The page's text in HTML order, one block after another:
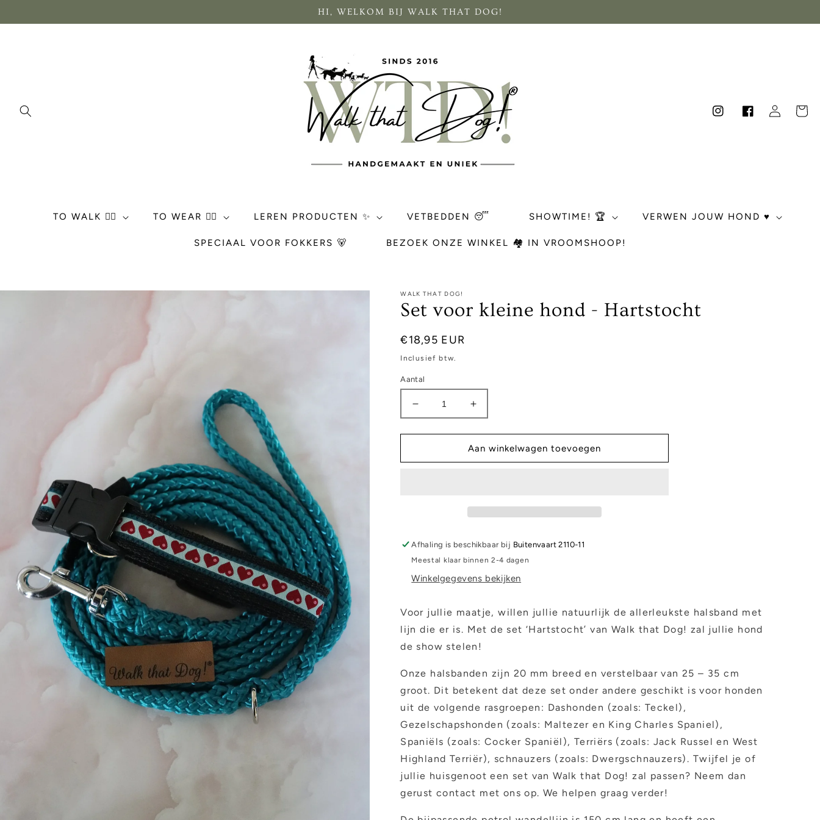
content
HI, WELKOM BIJ WALK THAT DOG!
TO WALK 🏃‍♀️ TO WEAR 💁‍♀️ LEREN PRODUCTEN ✨ VETBEDDEN 😴 SHOWTIME! 🏆 VERWEN JOUW HOND ♥️
SPECIAAL VOOR FOKKERS 🐻 BEZOEK ONZE WINKEL 🏘 IN VROOMSHOOP!
InstagramFacebook
Inloggen
WALK THAT DOG!
Set voor kleine hond - Hartstocht
Normale
prijs
€18,95 EUR
Inclusief btw.
Aantal
Aantal
verlagen
voor
voor
Aantal
verhogen
voor
Set
voor
Aan winkelwagen toevoegen
Afhaling is beschikbaar bij Buitenvaart 2110-11
Meestal klaar binnen 2-4 dagen
Winkelgegevens bekijken
Voor jullie maatje, willen jullie natuurlijk de allerleukste halsband met
lijn die er is. Met de set ‘Hartstocht’ van Walk that Dog! zal jullie hond
de show stelen!
Onze halsbanden zijn 20 mm breed en verstelbaar van 25 – 35 cm
groot. Dit betekent dat deze set onder andere geschikt is voor honden
uit de volgende rasgroepen: Dashonden (zoals: Teckel),
Gezelschapshonden (zoals: Maltezer en King Charles Spaniel),
Spaniëls (zoals: Cocker Spaniël), Terriërs (zoals: Jack Russel en West
Highland Terriër), schnauzers (zoals: Dwergschnauzers). Twijfel je of
jullie huisgenoot een set van Walk that Dog! zal passen? Neem dan
gerust contact met ons op. We helpen graag verder!